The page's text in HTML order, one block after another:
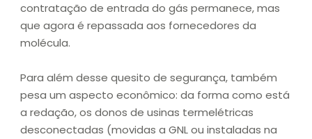
contratação de entrada do gás permanece, mas
que agora é repassada aos fornecedores da
molécula.
Para além desse quesito de segurança, também
pesa um aspecto econômico: da forma como está
a redação, os donos de usinas termelétricas
desconectadas (movidas a GNL ou instaladas na